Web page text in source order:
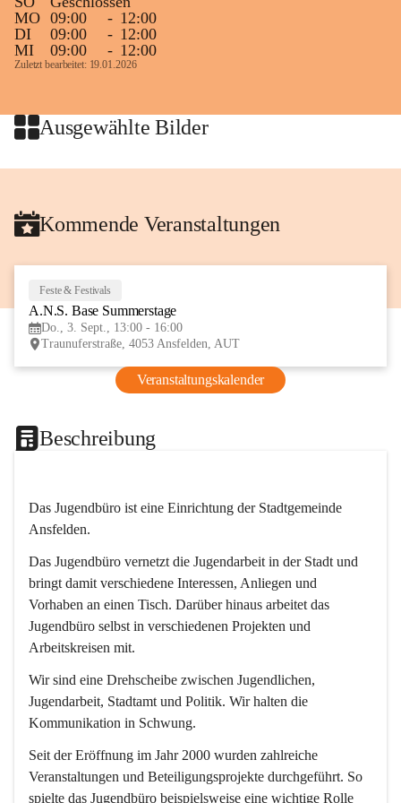
MO 09:00 - 12:00
DI
09:00 - 12:00
MI
09:00 - 12:00
Zuletzt bearbeitet: 19.01.2026
Ausgewählte Bilder
Kommende Veranstaltungen
Feste & Festivals
A.N.S. Base Summerstage
Do., 3. Sept., 13:00 - 16:00
Traunuferstraße, 4053 Ansfelden, AUT
Veranstaltungskalender
Beschreibung
Das Jugendbüro ist eine Einrichtung der Stadtgemeinde
Ansfelden.
Das Jugendbüro vernetzt die Jugendarbeit in der Stadt und
bringt damit verschiedene Interessen, Anliegen und
Vorhaben an einen Tisch. Darüber hinaus arbeitet das
Jugendbüro selbst in verschiedenen Projekten und
Arbeitskreisen mit.
Wir sind eine Drehscheibe zwischen Jugendlichen,
Jugendarbeit, Stadtamt und Politik. Wir halten die
Kommunikation in Schwung.
Seit der Eröffnung im Jahr 2000 wurden zahlreiche
Veranstaltungen und Beteiligungsprojekte durchgeführt. So
spielte das Jugendbüro beispielsweise eine wichtige Rolle